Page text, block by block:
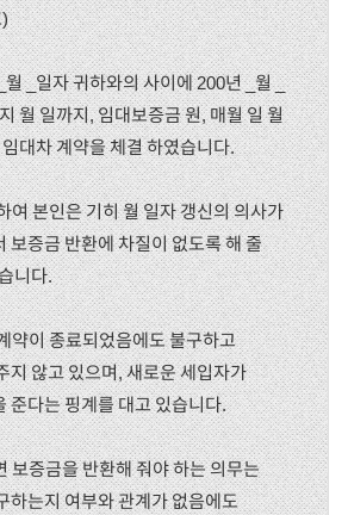
_일자 귀하와의 사이에 200년 _월 _
월 일까지, 임대보증금 원, 매월 일 월
대차 계약을 체결 하였습니다.
여 본인은 기히 월 일자 갱신의 의사가
보증금 반환에 차질이 없도록 해 줄
니다.
약이 종료되었음에도 불구하고
지 않고 있으며, 새로운 세입자가
준다는 핑계를 대고 있습니다.
보증금을 반환해 줘야 하는 의무는
하는지 여부와 관계가 없음에도